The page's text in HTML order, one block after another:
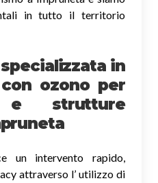
in tutto il territorio
in
con ozono per
e strutture
un intervento rapido,
attraverso l’ utilizzo di